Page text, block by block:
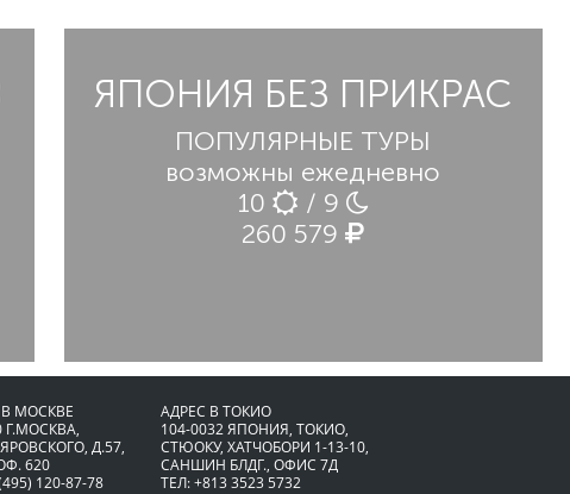
ЯПОНИЯ БЕЗ ПРИКРАС
ПОПУЛЯРНЫЕ ТУРЫ
возможны ежедневно
10
/ 9
260 579
МОСКВЕ
Г.МОСКВА,
Д.57,
620
120-87-78
АДРЕС В ТОКИО
104-0032 ЯПОНИЯ, ТОКИО,
CТЮОКУ, ХАТЧОБОРИ 1-13-10,
САНШИН БЛДГ., ОФИС 7Д
ТЕЛ: +813 3523 5732